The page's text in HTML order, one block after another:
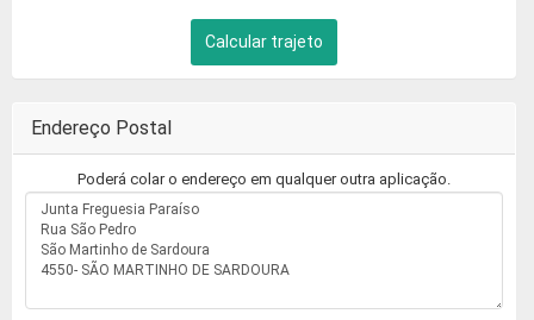
Calcular trajeto
Endereço Postal
Poderá colar o endereço em qualquer outra aplicação.